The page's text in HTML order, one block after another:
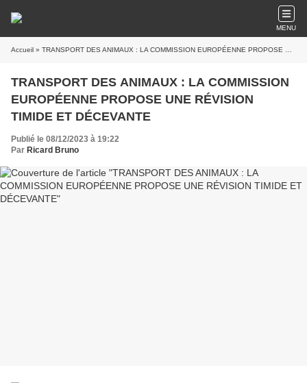
MENU
Accueil » TRANSPORT DES ANIMAUX : LA COMMISSION EUROPÉENNE PROPOSE UNE RÉVISION TIMIDE ET DÉCEVANTE
TRANSPORT DES ANIMAUX : LA COMMISSION
EUROPÉENNE PROPOSE UNE RÉVISION
TIMIDE ET DÉCEVANTE
Publié le 08/12/2023 à 19:22
Par Ricard Bruno